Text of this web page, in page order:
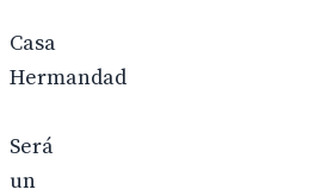
Casa
Hermandad
Será
un